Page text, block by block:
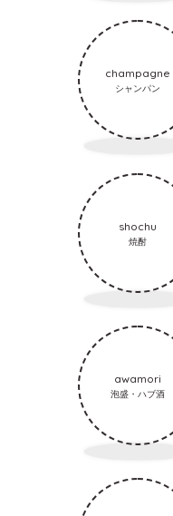
champagne
シャンパン
shochu
焼酎
awamori
泡盛・ハブ酒